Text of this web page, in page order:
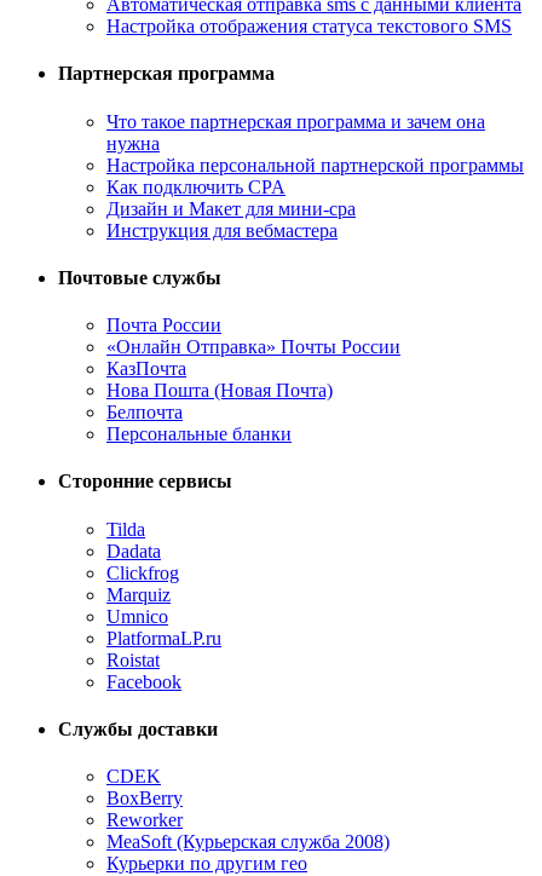
Автоматическая отправка sms с данными клиента
Настройка отображения статуса текстового SMS
Партнерская программа
Что такое партнерская программа и зачем она
нужна
Настройка персональной партнерской программы
Как подключить CPA
Дизайн и Макет для мини-cpa
Инструкция для вебмастера
Почтовые службы
Почта России
«Онлайн Отправка» Почты России
КазПочта
Нова Пошта (Новая Почта)
Белпочта
Персональные бланки
Сторонние сервисы
Tilda
Dadata
Clickfrog
Marquiz
Umnico
PlatformaLP.ru
Roistat
Facebook
Службы доставки
CDEK
BoxBerry
Reworker
MeaSoft (Курьерская служба 2008)
Курьерки по другим гео